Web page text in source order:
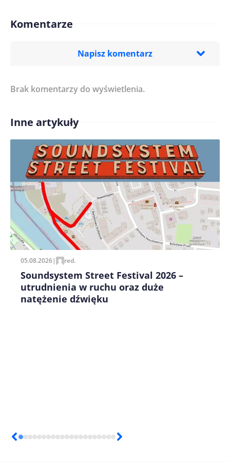
Komentarze
Napisz komentarz
Treść komentarza*
Imię/ Nick*
Zapamiętaj moje dane w tej przeglądarce podczas
pisania kolejnych komentarzy.
Brak komentarzy do wyświetlenia.
Inne artykuły
05.08.2026| red.
Soundsystem Street Festival 2026 –
utrudnienia w ruchu oraz duże
natężenie dźwięku